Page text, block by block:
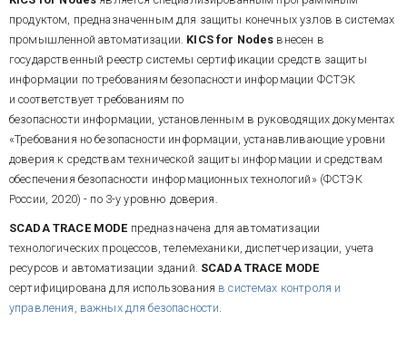
продуктом, предназначенным для защиты конечных узлов в системах
промышленной автоматизации. KICS for Nodes внесен в
государственный реестр системы сертификации средств защиты
информации по требованиям безопасности информации ФСТЭК
и соответствует требованиям по
безопасности информации, установленным в руководящих документах
«Требования но безопасности информации, устанавливающие уровни
доверия к средствам технической защиты информации и средствам
обеспечения безопасности информационных технологий» (ФСТЭК
России, 2020) - по 3-у уровню доверия.
SCADA TRACE MODE предназначена для автоматизации
технологических процессов, телемеханики, диспетчеризации, учета
ресурсов и автоматизации зданий. SCADA TRACE MODE
сертифицирована для использования в системах контроля и
управления, важных для безопасности.